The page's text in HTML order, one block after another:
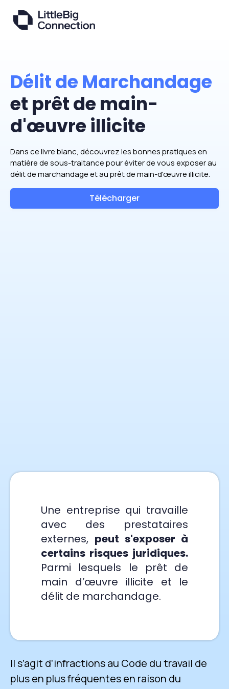
Délit de Marchandage
et prêt de main-
d'œuvre illicite
Dans ce livre blanc, découvrez les bonnes pratiques en
matière de sous-traitance pour éviter de vous exposer au
délit de marchandage et au prêt de main-d'œuvre illicite.
Télécharger
Une entreprise qui travaille
avec des prestataires
externes, peut s'exposer à
certains risques juridiques.
Parmi lesquels le prêt de
main d’œuvre illicite et le
délit de marchandage.​​
Il s’agit d’infractions au Code du travail de
plus en plus fréquentes en raison du